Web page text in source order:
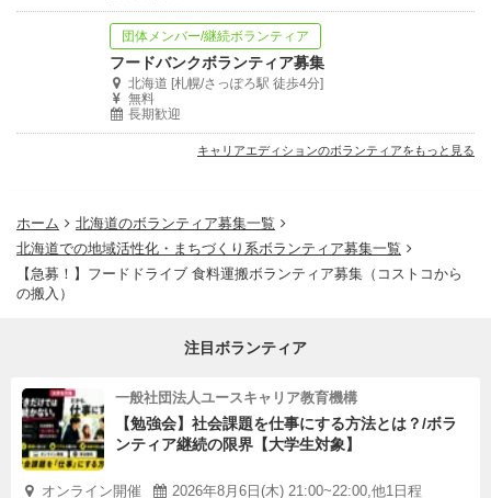
団体メンバー/継続ボランティア
フードバンクボランティア募集
北海道 [札幌/さっぽろ駅 徒歩4分]
無料
長期歓迎
キャリアエディションのボランティアをもっと見る
ホーム
北海道のボランティア募集一覧
北海道での地域活性化・まちづくり系ボランティア募集一覧
【急募！】フードドライブ 食料運搬ボランティア募集（コストコから
の搬入）
注目ボランティア
一般社団法人ユースキャリア教育機構
【勉強会】社会課題を仕事にする方法とは？/ボラ
ンティア継続の限界【大学生対象】
オンライン開催 2026年8月6日(木) 21:00~22:00,他1日程